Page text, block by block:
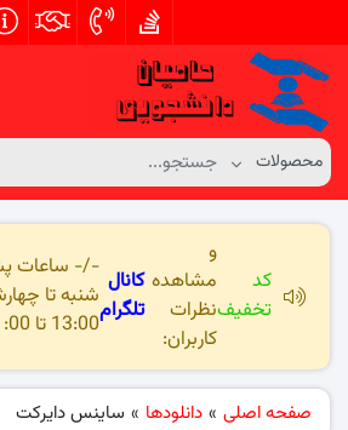
کد
تخفیف
و
مشاهده
نظرات
کاربران:
کانال
تلگرام
-/- ساعات
شنبه تا
13:00 تا 01:00 -/-
صفحه اصلی » دانلودها » ساینس دایرکت